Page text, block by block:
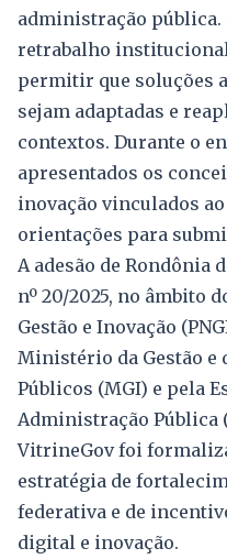
administração pública.
retrabalho
permitir que soluções
sejam adaptadas e
contextos. Durante o
apresentados os
inovação vinculados
orientações para
A adesão de Rondônia
nº 20/2025, no âmbito
Gestão e Inovação
Ministério da Gestão e
Públicos (MGI) e pela
Administração Pública
VitrineGov foi
estratégia de
federativa e de
digital e inovação.